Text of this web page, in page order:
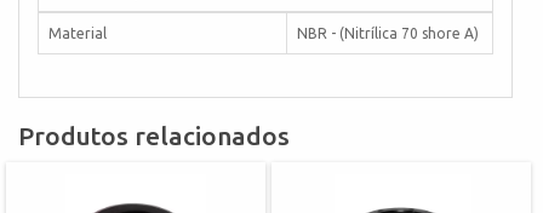
Material NBR - (Nitrílica 70 shore A)
Produtos relacionados